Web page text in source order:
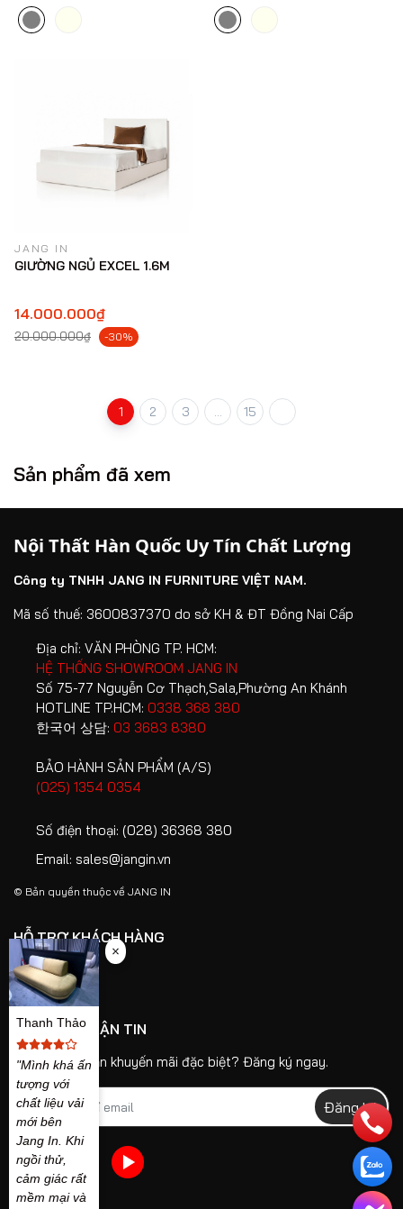
JANG IN
GIƯỜNG NGỦ EXCEL 1.6M
14.000.000₫
20.000.000₫ -30%
1 2 3 ... 15
Sản phẩm đã xem
Nội Thất Hàn Quốc Uy Tín Chất Lượng
Công ty TNHH JANG IN FURNITURE VIỆT NAM.
Mã số thuế: 3600837370 do sở KH & ĐT Đồng Nai Cấp
Địa chỉ: VĂN PHÒNG TP. HCM:
HỆ THỐNG SHOWROOM JANG IN
Số 75-77 Nguyễn Cơ Thạch,Sala,Phường An Khánh
HOTLINE TP.HCM: 0338 368 380
한국어 상담: 03 3683 8380
BẢO HÀNH SẢN PHẨM (A/S)
(025) 1354 0354
Số điện thoại: (028) 36368 380
Email: sales@jangin.vn
© Bản quyền thuộc về JANG IN
HỖ TRỢ KHÁCH HÀNG
CHÍNH SÁCH
ĐĂNG KÝ NHẬN TIN
Bạn muốn nhận khuyến mãi đặc biệt? Đăng ký ngay.
Đăng ký
Thanh Thảo
"Mình khá ấn
tượng với
chất liệu vải
mới bên
Jang In. Khi
ngồi thử,
cảm giác rất
mềm mại và